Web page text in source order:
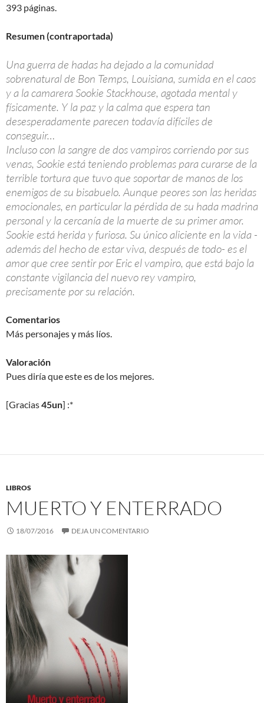
393 páginas.
Resumen (contraportada)
Una guerra de hadas ha dejado a la comunidad
sobrenatural de Bon Temps, Louisiana, sumida en el caos
y a la camarera Sookie Stackhouse, agotada mental y
físicamente. Y la paz y la calma que espera tan
desesperadamente parecen todavía difíciles de
conseguir…
Incluso con la sangre de dos vampiros corriendo por sus
venas, Sookie está teniendo problemas para curarse de la
terrible tortura que tuvo que soportar de manos de los
enemigos de su bisabuelo. Aunque peores son las heridas
emocionales, en particular la pérdida de su hada madrina
personal y la cercanía de la muerte de su primer amor.
Sookie está herida y furiosa. Su único aliciente en la vida -
además del hecho de estar viva, después de todo- es el
amor que cree sentir por Eric el vampiro, que está bajo la
constante vigilancia del nuevo rey vampiro,
precisamente por su relación.
Comentarios
Más personajes y más líos.
Valoración
Pues diría que este es de los mejores.
[Gracias45un] :*
LIBROS
MUERTO Y ENTERRADO
18/07/2016 DEJA UN COMENTARIO